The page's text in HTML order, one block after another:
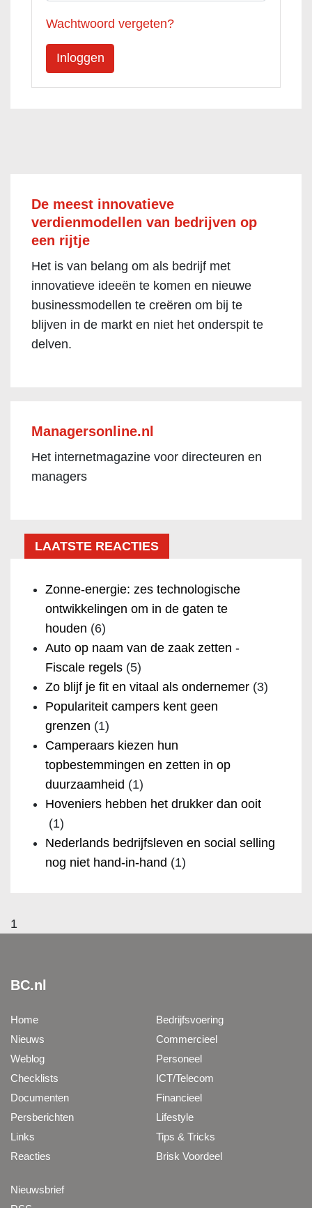
Wachtwoord vergeten?
De meest innovatieve
verdienmodellen van bedrijven op
een rijtje
Het is van belang om als bedrijf met
innovatieve ideeën te komen en nieuwe
businessmodellen te creëren om bij te
blijven in de markt en niet het onderspit te
delven.
Managersonline.nl
Het internetmagazine voor directeuren en
managers
LAATSTE REACTIES
Zonne-energie: zes technologische
ontwikkelingen om in de gaten te
houden (6)
Auto op naam van de zaak zetten -
Fiscale regels (5)
Zo blijf je fit en vitaal als ondernemer (3)
Populariteit campers kent geen
grenzen (1)
Camperaars kiezen hun
topbestemmingen en zetten in op
duurzaamheid (1)
Hoveniers hebben het drukker dan ooit
(1)
Nederlands bedrijfsleven en social selling
nog niet hand-in-hand (1)
1
BC.nl
Home
Nieuws
Weblog
Checklists
Documenten
Persberichten
Links
Reacties
Bedrijfsvoering
Commercieel
Personeel
ICT/Telecom
Financieel
Lifestyle
Tips & Tricks
Brisk Voordeel
Nieuwsbrief